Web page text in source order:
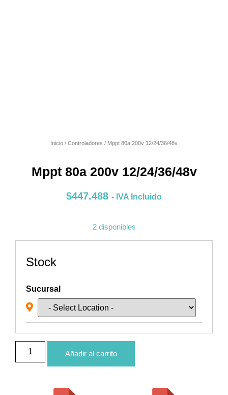
Inicio / Controladores / Mppt 80a 200v 12/24/36/48v
Mppt 80a 200v 12/24/36/48v
$447.488 - IVA Incluido
2 disponibles
Stock
Sucursal
Añadir al carrito